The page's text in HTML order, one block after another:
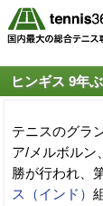
ヒンギス 9年
テニスのグラ
ア/メルボルン
勝が行われ、
ス（インド）